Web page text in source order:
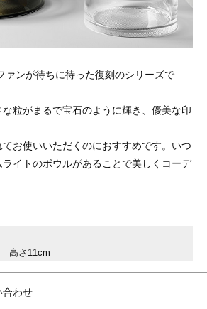
ァンが待ちに待った復刻のシリーズで
粒がまるで宝石のように輝き、優美な印
お使いいただくのにおすすめです。いつ
イトのボウルがあることで美しくコーデ
高さ11cm
合わせ